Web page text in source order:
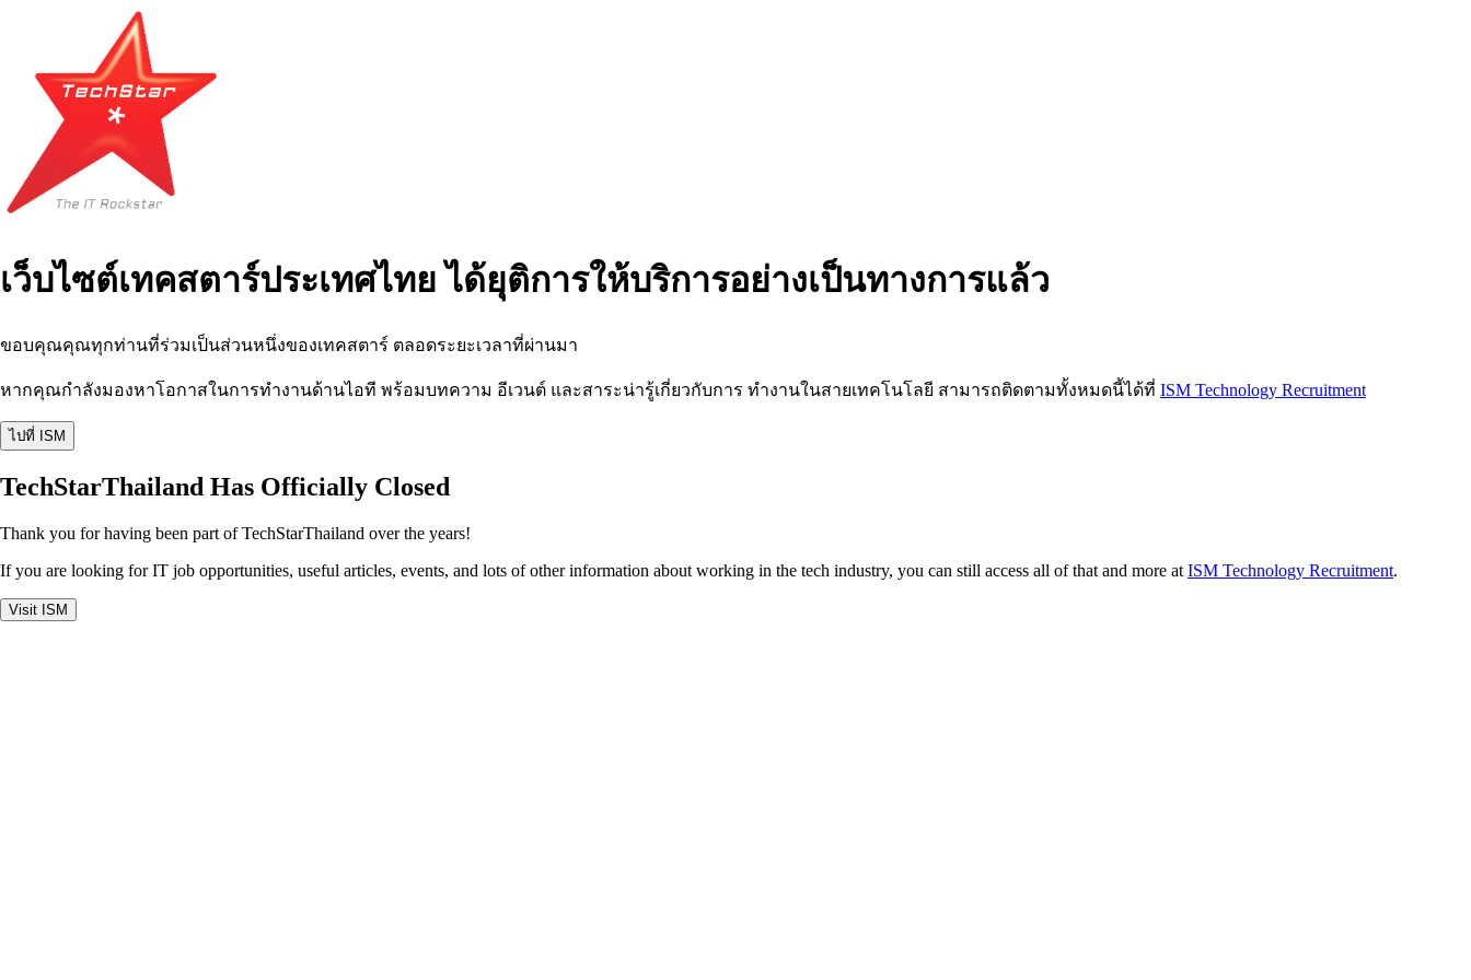
เว็บไซต์เทคสตาร์ประเทศไทย ได้ยุติการให้บริการอย่างเป็นทางการแล้ว
ขอบคุณคุณทุกท่านที่ร่วมเป็นส่วนหนึ่งของเทคสตาร์ ตลอดระยะเวลาที่ผ่านมา
หากคุณกำลังมองหาโอกาสในการทำงานด้านไอที พร้อมบทความ อีเวนต์ และสาระน่ารู้เกี่ยวกับการ ทำงานในสายเทคโนโลยี สามารถติดตามทั้งหมดนี้ได้ที่ ISM Technology Recruitment
ไปที่ ISM
TechStarThailand Has Officially Closed
Thank you for having been part of TechStarThailand over the years!
If you are looking for IT job opportunities, useful articles, events, and lots of other information about working in the tech industry, you can still access all of that and more at ISM Technology Recruitment.
Visit ISM